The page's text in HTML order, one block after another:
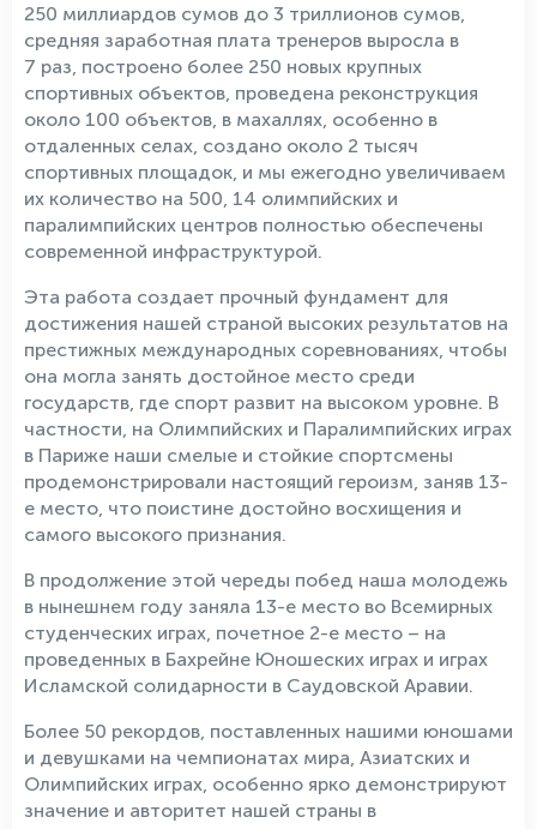
250 миллиардов сумов до 3 триллионов сумов,
средняя заработная плата тренеров выросла в
7 раз, построено более 250 новых крупных
спортивных объектов, проведена реконструкция
около 100 объектов, в махаллях, особенно в
отдаленных селах, создано около 2 тысяч
спортивных площадок, и мы ежегодно увеличиваем
их количество на 500, 14 олимпийских и
паралимпийских центров полностью обеспечены
современной инфраструктурой.
Эта работа создает прочный фундамент для
достижения нашей страной высоких результатов на
престижных международных соревнованиях, чтобы
она могла занять достойное место среди
государств, где спорт развит на высоком уровне. В
частности, на Олимпийских и Паралимпийских играх
в Париже наши смелые и стойкие спортсмены
продемонстрировали настоящий героизм, заняв 13-
е место, что поистине достойно восхищения и
самого высокого признания.
В продолжение этой череды побед наша молодежь
в нынешнем году заняла 13-е место во Всемирных
студенческих играх, почетное 2-е место – на
проведенных в Бахрейне Юношеских играх и играх
Исламской солидарности в Саудовской Аравии.
Более 50 рекордов, поставленных нашими юношами
и девушками на чемпионатах мира, Азиатских и
Олимпийских играх, особенно ярко демонстрируют
значение и авторитет нашей страны в